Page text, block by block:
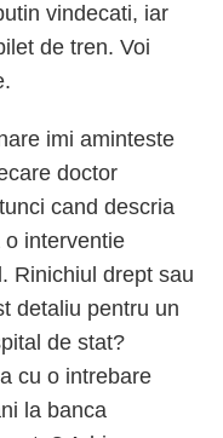
vindecati, iar
de tren. Voi
imi aminteste
doctor
cand descria
interventie
Rinichiul drept sau
detaliu pentru un
de stat?
cu o intrebare
la banca